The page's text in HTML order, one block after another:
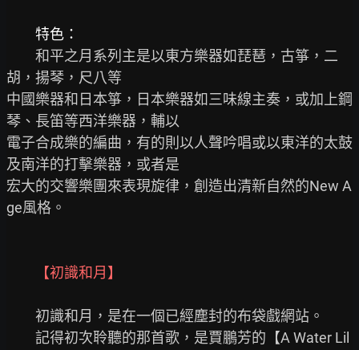
特色：
和平之月系列主是以東方樂器如琵琶，古箏，二
胡，揚琴，尺八等
中國樂器和日本箏，日本樂器如三味線主奏，或加上鋼
琴、長笛等西洋樂器，輔以
電子合成樂的編曲，有的則以人聲吟唱或以東洋的太鼓
及南洋的打擊樂器，或者是
宏大的交響樂團來表現旋律，創造出清新自然的New A
ge風格。
初識和月，是在一個已經塵封的布袋戲網站。
記得初次聆聽的那首歌，是賈鵬芳的【A Water Lil